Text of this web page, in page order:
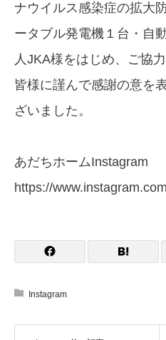
ナウイルス感染症の拡大
ータブル発電機１台・自
人JKA様をはじめ、ご協
皆様に謹んで感謝の意を
ざいました。
あだちホームInstagram
https://
Instagram